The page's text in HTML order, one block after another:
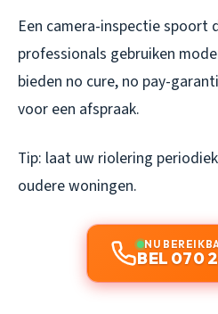
Een camera-inspectie spoort
professionals gebruiken
bieden no cure, no pay-
voor een afspraak.
Tip: laat uw riolering
oudere woningen.
NU
BEL 070